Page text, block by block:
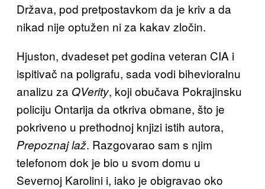
Država, pod pretpostavkom da je kriv a da
nikad nije optužen ni za kakav zločin.
Hjuston, dvadeset pet godina veteran CIA i
ispitivač na poligrafu, sada vodi bihevioralnu
analizu za QVerity, koji obučava Pokrajinsku
policiju Ontarija da otkriva obmane, što je
pokriveno u prethodnoj knjizi istih autora,
Prepoznaj laž. Razgovarao sam s njim
telefonom dok je bio u svom domu u
Severnoj Karolini i, iako je obigravao oko